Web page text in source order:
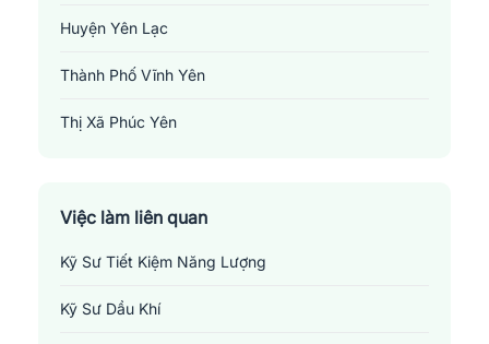
Huyện Yên Lạc
Thành Phố Vĩnh Yên
Thị Xã Phúc Yên
Việc làm liên quan
Kỹ Sư Tiết Kiệm Năng Lượng
Kỹ Sư Dầu Khí